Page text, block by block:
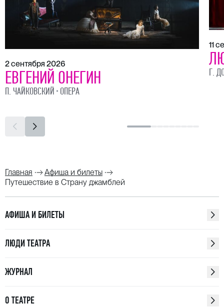
2 сентября 2026
ЕВГЕНИЙ ОНЕГИН
П. ЧАЙКОВСКИЙ ОПЕРА
11
Г.
Главная
Афиша и билеты
Путешествие в Страну джамблей
АФИША И БИЛЕТЫ
ЛЮДИ ТЕАТРА
ЖУРНАЛ
О ТЕАТРЕ